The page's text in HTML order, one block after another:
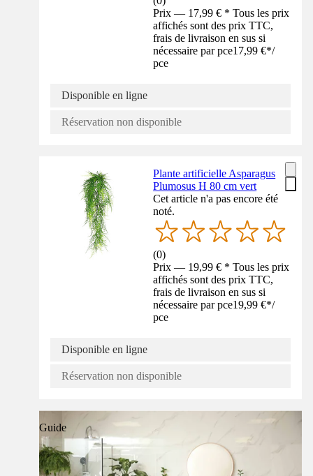
Prix — 17,99 € * Tous les prix
affichés sont des prix TTC,
frais de livraison en sus si
nécessaire par pce17,99 €*/
pce
Disponible en ligne
Réservation non disponible
Plante artificielle Asparagus
Plumosus H 80 cm vert
Cet article n'a pas encore été
noté.
(0)
Prix — 19,99 € * Tous les prix
affichés sont des prix TTC,
frais de livraison en sus si
nécessaire par pce19,99 €*/
pce
Disponible en ligne
Réservation non disponible
Guide